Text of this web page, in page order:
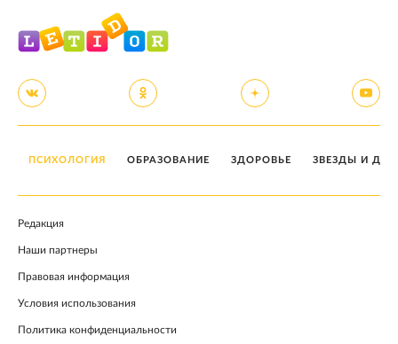
ПСИХОЛОГИЯ ОБРАЗОВАНИЕ ЗДОРОВЬЕ ЗВЕЗДЫ И
Редакция
Наши партнеры
Правовая информация
Условия использования
Политика конфиденциальности